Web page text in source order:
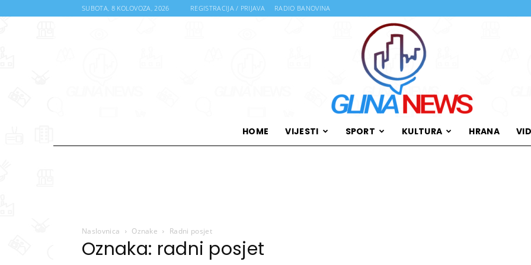
SUBOTA, 8 KOLOVOZA, 2026 REGISTRACIJA / PRIJAVA RADIO BANOVINA
HOME VIJESTI SPORT KULTURA HRANA
Naslovnica Oznake Radni posjet
Oznaka: radni posjet